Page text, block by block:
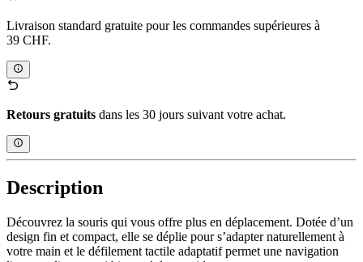
Livraison standard gratuite pour les commandes supérieures à
39 CHF.
Retours gratuits dans les 30 jours suivant votre achat.
Description
Découvrez la souris qui vous offre plus en déplacement. Dotée d’un
design fin et compact, elle se déplie pour s’adapter naturellement à
votre main et le défilement tactile adaptatif permet une navigation